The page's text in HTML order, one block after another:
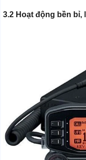
3.2 Hoạt động bền bỉ,